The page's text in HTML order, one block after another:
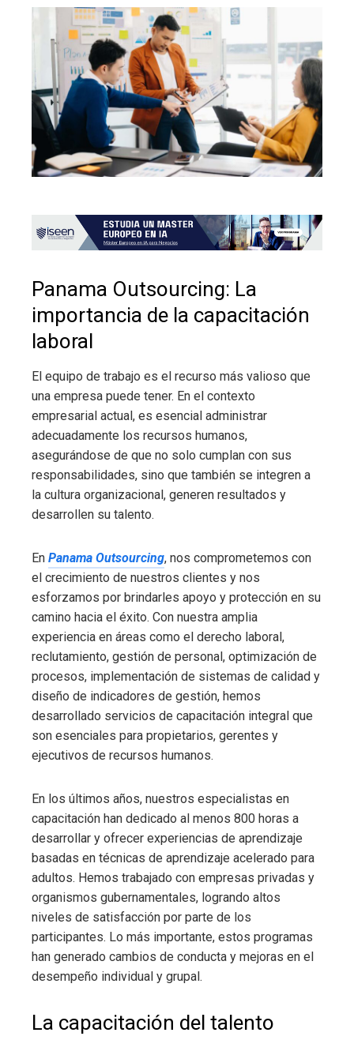
Panama Outsourcing: La
importancia de la capacitación
laboral
El equipo de trabajo es el recurso más valioso que
una empresa puede tener. En el contexto
empresarial actual, es esencial administrar
adecuadamente los recursos humanos,
asegurándose de que no solo cumplan con sus
responsabilidades, sino que también se integren a
la cultura organizacional, generen resultados y
desarrollen su talento.
En Panama Outsourcing, nos comprometemos con
el crecimiento de nuestros clientes y nos
esforzamos por brindarles apoyo y protección en su
camino hacia el éxito. Con nuestra amplia
experiencia en áreas como el derecho laboral,
reclutamiento, gestión de personal, optimización de
procesos, implementación de sistemas de calidad y
diseño de indicadores de gestión, hemos
desarrollado servicios de capacitación integral que
son esenciales para propietarios, gerentes y
ejecutivos de recursos humanos.
En los últimos años, nuestros especialistas en
capacitación han dedicado al menos 800 horas a
desarrollar y ofrecer experiencias de aprendizaje
basadas en técnicas de aprendizaje acelerado para
adultos. Hemos trabajado con empresas privadas y
organismos gubernamentales, logrando altos
niveles de satisfacción por parte de los
participantes. Lo más importante, estos programas
han generado cambios de conducta y mejoras en el
desempeño individual y grupal.
La capacitación del talento